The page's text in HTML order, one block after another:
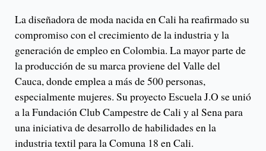
La diseñadora de moda nacida en Cali ha reafirmado su
compromiso con el crecimiento de la industria y la
generación de empleo en Colombia. La mayor parte de
la producción de su marca proviene del Valle del
Cauca, donde emplea a más de 500 personas,
especialmente mujeres. Su proyecto Escuela J.O se unió
a la Fundación Club Campestre de Cali y al Sena para
una iniciativa de desarrollo de habilidades en la
industria textil para la Comuna 18 en Cali.